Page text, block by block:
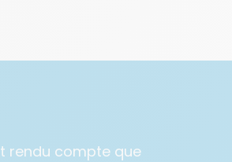
rendu compte que